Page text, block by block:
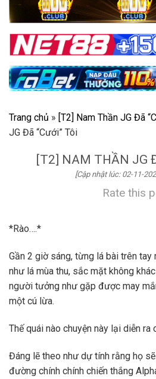
Trang chủ » [T2] Nam Thần JG Đã
JG Đã “Cưới” Tôi
[T2] NAM THẦN JG
[Cập nhật lúc: 02-11-
Rate this
*Rào….*
Gần 2 giờ sáng, từng lá bài trên
như lá mùa thu, sắc mặt không
người tưởng như gặp được may
một cú lừa.
Thế quái nào chuyện này lại diễn ra
Đáng lẽ theo như dự tính rằng họ
đường chính chính chiến thắng